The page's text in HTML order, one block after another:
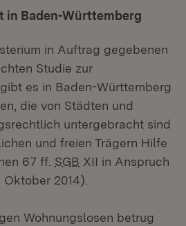
in Baden-Württemberg
in Auftrag gegebenen
Studie zur
es in Baden-Württemberg
die von Städten und
untergebracht sind
und freien Trägern Hilfe
67 ff. SGB XII in Anspruch
2014).
Wohnungslosen betrug